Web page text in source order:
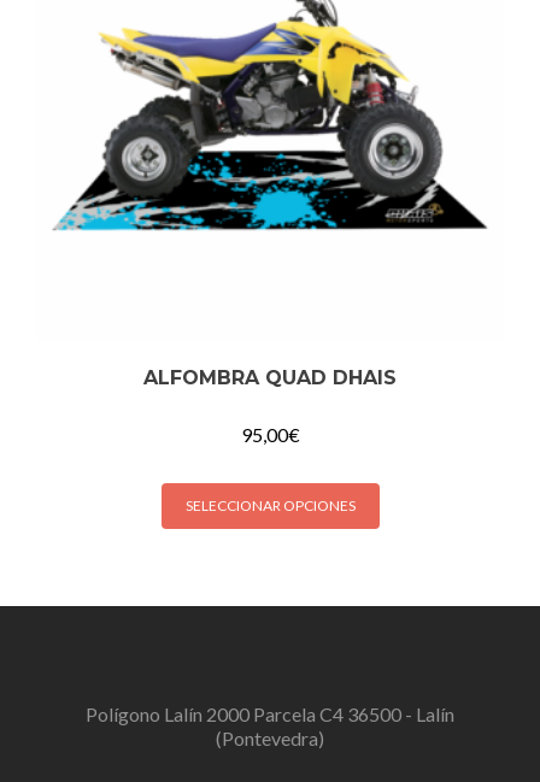
ALFOMBRA QUAD DHAIS
95,00€
SELECCIONAR OPCIONES
Polígono Lalín 2000 Parcela C4 36500 - Lalín
(Pontevedra)